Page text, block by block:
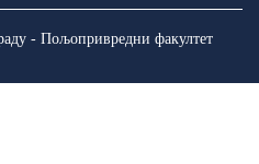
- Пољопривредни факултет